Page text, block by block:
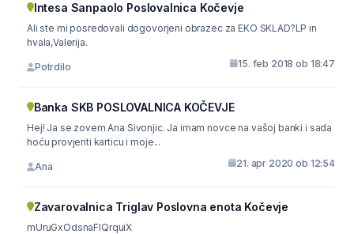
Intesa Sanpaolo Poslovalnica Kočevje
Ali ste mi posredovali dogovorjeni obrazec za EKO SKLAD?LP in
hvala,Valerija.
Potrdilo 15. feb 2018 ob 18:47
Banka SKB POSLOVALNICA KOČEVJE
Hej! Ja se zovem Ana Sivonjic. Ja imam novce na vašoj banki i sada
hoću provjeriti karticu i moje...
Ana 21. apr 2020 ob 12:54
Zavarovalnica Triglav Poslovna enota Kočevje
mUruGxOdsnaFlQrquiX